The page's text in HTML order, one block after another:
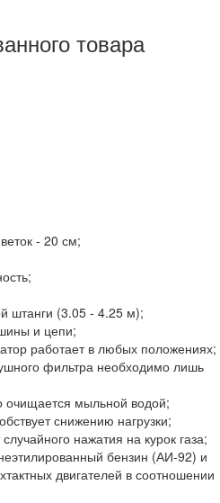
товара
- 20 см;
штанги (3.05 - 4.25 м);
и цепи;
работает в любых положениях;
фильтра необходимо лишь
очищается мыльной водой;
снижению нагрузки;
нажатия на курок газа;
бензин (АИ-92) и
двигателей в соотношении